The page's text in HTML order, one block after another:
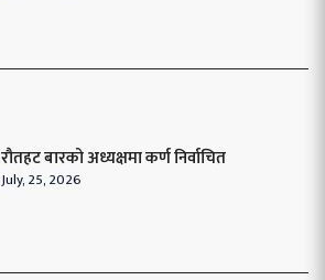
रौतहट बारको अध्यक्षमा कर्ण निर्वाचित
July, 25, 2026